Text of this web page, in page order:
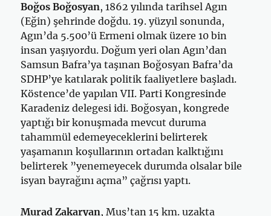
Boğos Boğosyan, 1862 yılında tarihsel Agın
(Eğin) şehrinde doğdu. 19. yüzyıl sonunda,
Agın’da 5.500’ü Ermeni olmak üzere 10 bin
insan yaşıyordu. Doğum yeri olan Agın’dan
Samsun Bafra’ya taşınan Boğosyan Bafra’da
SDHP’ye katılarak politik faaliyetlere başladı.
Köstence’de yapılan VII. Parti Kongresinde
Karadeniz delegesi idi. Boğosyan, kongrede
yaptığı bir konuşmada mevcut duruma
tahammül edemeyeceklerini belirterek
yaşamanın koşullarının ortadan kalktığını
belirterek ”yenemeyecek durumda olsalar bile
isyan bayrağını açma” çağrısı yaptı.
Murad Zakaryan, Muş’tan 15 km. uzakta